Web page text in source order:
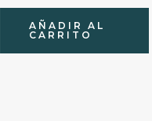
AÑADIR AL
CARRITO